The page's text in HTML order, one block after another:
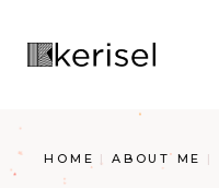
content
HOME ABOUT ME